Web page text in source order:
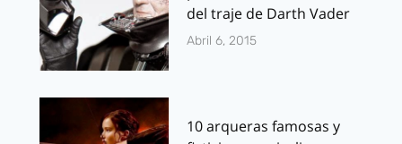
del traje de Darth Vader
Abril 6, 2015
10 arqueras famosas y